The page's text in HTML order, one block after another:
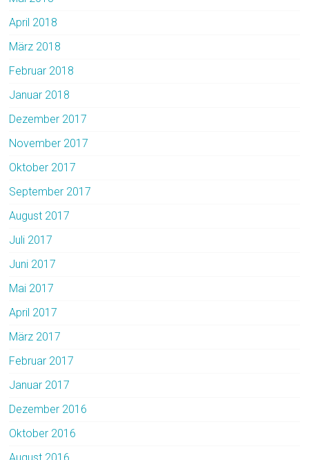
April 2018
März 2018
Februar 2018
Januar 2018
Dezember 2017
November 2017
Oktober 2017
September 2017
August 2017
Juli 2017
Juni 2017
Mai 2017
April 2017
März 2017
Februar 2017
Januar 2017
Dezember 2016
Oktober 2016
August 2016